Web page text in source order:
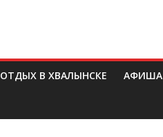
ОТДЫХ В ХВАЛЫНСКЕ АФИША